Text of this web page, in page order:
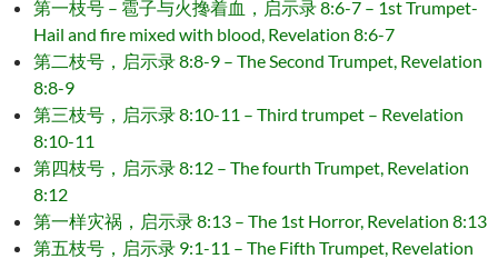
第一枝号 – 雹子与火搀着血，启示录 8:6-7 – 1st Trumpet-
Hail and fire mixed with blood, Revelation 8:6-7
第二枝号，启示录 8:8-9 – The Second Trumpet, Revelation
8:8-9
第三枝号，启示录 8:10-11 – Third trumpet – Revelation
8:10-11
第四枝号，启示录 8:12 – The fourth Trumpet, Revelation
8:12
第一样灾祸，启示录 8:13 – The 1st Horror, Revelation 8:13
第五枝号，启示录 9:1-11 – The Fifth Trumpet, Revelation